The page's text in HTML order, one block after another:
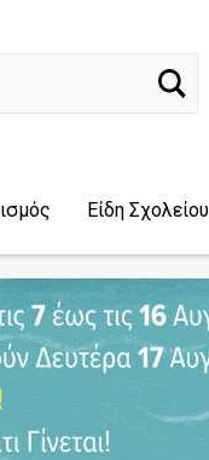
Είδη Σχολείου